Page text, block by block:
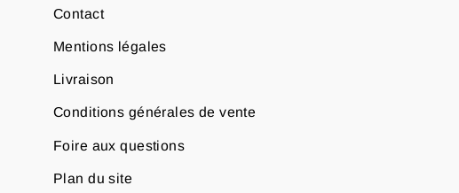
Contact
Mentions légales
Livraison
Conditions générales de vente
Foire aux questions
Plan du site